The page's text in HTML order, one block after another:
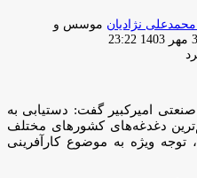
موسس و
امیرکبیر گفت: دستیابی به
دغدغه‌های کشور‌های مختلف
توجه ویژه به موضوع کارآفرینی